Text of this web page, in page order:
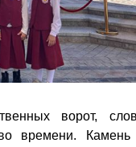
ворот,
времени. Камень